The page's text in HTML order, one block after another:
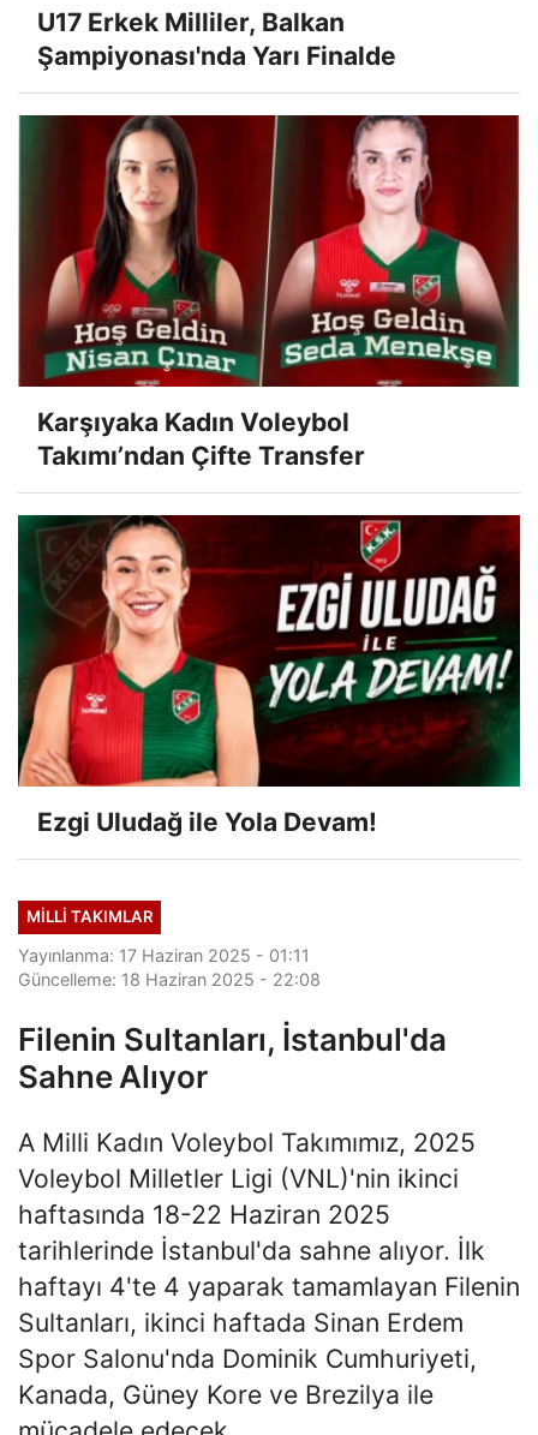
U17 Erkek Milliler, Balkan
Şampiyonası'nda Yarı Finalde
Karşıyaka Kadın Voleybol
Takımı’ndan Çifte Transfer
Ezgi Uludağ ile Yola Devam!
MILLI TAKIMLAR
Yayınlanma: 17 Haziran 2025 - 01:11
Güncelleme: 18 Haziran 2025 - 22:08
Filenin Sultanları, İstanbul'da
Sahne Alıyor
A Milli Kadın Voleybol Takımımız, 2025
Voleybol Milletler Ligi (VNL)'nin ikinci
haftasında 18-22 Haziran 2025
tarihlerinde İstanbul'da sahne alıyor. İlk
haftayı 4'te 4 yaparak tamamlayan Filenin
Sultanları, ikinci haftada Sinan Erdem
Spor Salonu'nda Dominik Cumhuriyeti,
Kanada, Güney Kore ve Brezilya ile